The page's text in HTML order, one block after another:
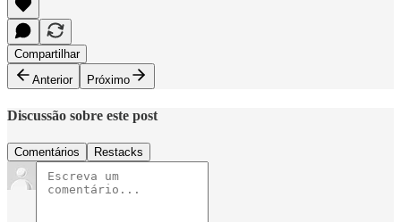
Compartilhar
Anterior
Próximo
Discussão sobre este post
Comentários Restacks